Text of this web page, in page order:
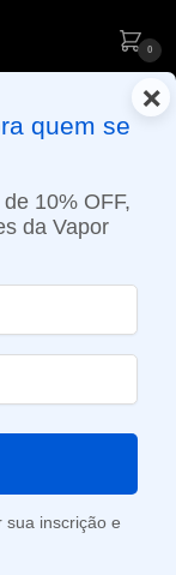
0
A SEX): PEDIDOS
×
quem se
10% OFF,
da Vapor
sua inscrição e